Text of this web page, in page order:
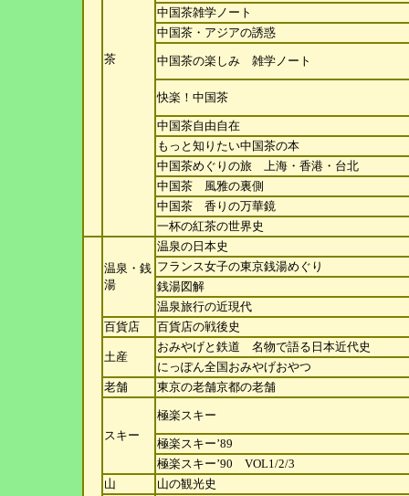
茶
中国茶雑学ノート
中国茶・アジアの誘惑
中国茶の楽しみ 雑学ノート
快楽！中国茶
中国茶自由自在
もっと知りたい中国茶の本
中国茶めぐりの旅 上海・香港・台北
中国茶 風雅の裏側
中国茶 香りの万華鏡
一杯の紅茶の世界史
温泉・銭
湯
温泉の日本史
フランス女子の東京銭湯めぐり
銭湯図解
温泉旅行の近現代
百貨店
百貨店の戦後史
土産
おみやげと鉄道 名物で語る日本近代史
にっぽん全国おみやげおやつ
老舗
東京の老舗京都の老舗
スキー
極楽スキー
極楽スキー’89
極楽スキー’90 VOL1/2/3
山
山の観光史